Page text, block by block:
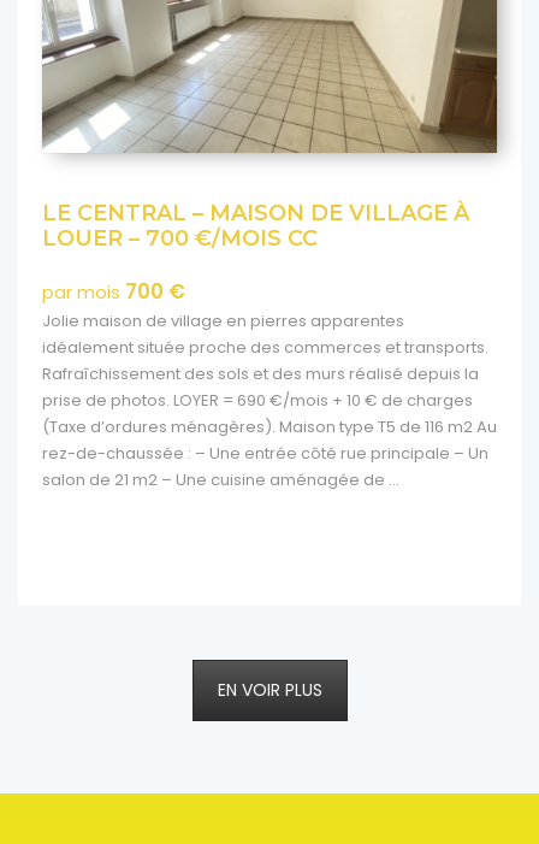
VILLAGE À
et transports.
réalisé depuis la
+ 10 € de charges
type T5 de 116 m2 Au
rue principale – Un
de ...
LA FABRIQUE –
PIÈCES 58 M2 AVEC
par mois HC450 €
Pulsar Immobilier vous présente : Un
appartement T2 de 58 m2 avec jolie
situé dans le bourg de Chambost-
commerces et donnant sur une rue
euros/mois + 100 euros de charges
immeubles et taxe d’ordures
EN VOIR PLUS